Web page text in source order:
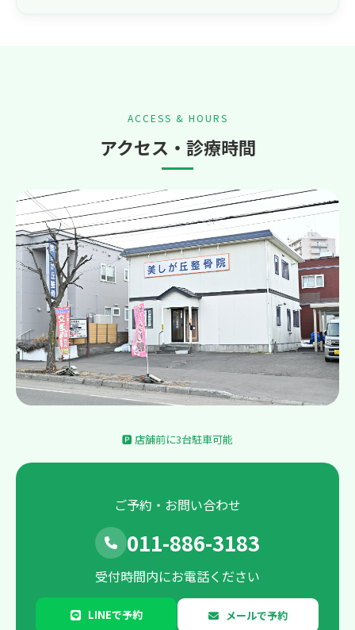
ACCESS & HOURS
アクセス・診療時間
🅿 店舗前に3台駐車可能
ご予約・お問い合わせ
011-886-3183
受付時間内にお電話ください
LINEで予約 メールで予約